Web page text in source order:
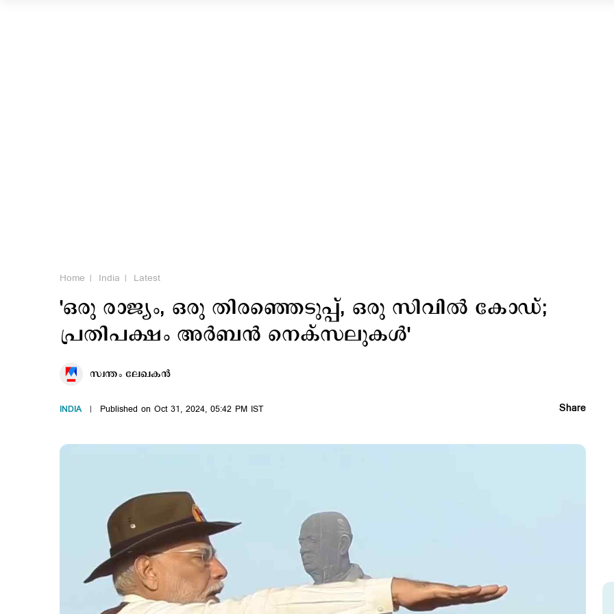
Home India Latest
'ഒരു രാജ്യം, ഒരു തിരഞ്ഞെടുപ്പ്, ഒരു സിവില്‍ കോഡ്;
പ്രതിപക്ഷം അര്‍ബന്‍ നെക്സലുകള്‍'
സ്വന്തം ലേഖകൻ
INDIA Published on Oct 31, 2024, 05:42 PM IST Share